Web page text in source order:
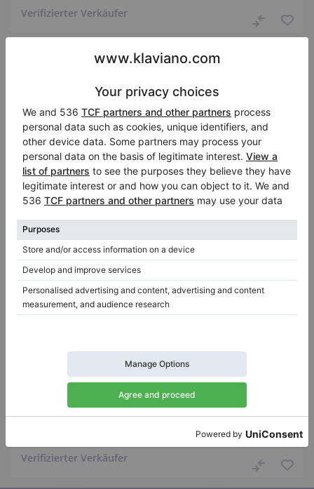
Verifizierter Verkäufer
$18,454.32
Verfügbar zur Miete
Perzina GBT-175 — schwebender Resonanzboden
Niederlande
Verifizierter Verkäufer